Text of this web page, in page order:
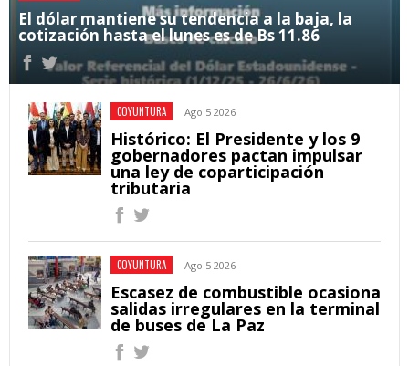
El dólar mantiene su tendencia a la baja, la
cotización hasta el lunes es de Bs 11.86
COYUNTURA Ago 5 2026
Histórico: El Presidente y los 9
gobernadores pactan impulsar
una ley de coparticipación
tributaria
COYUNTURA Ago 5 2026
Escasez de combustible ocasiona
salidas irregulares en la terminal
de buses de La Paz